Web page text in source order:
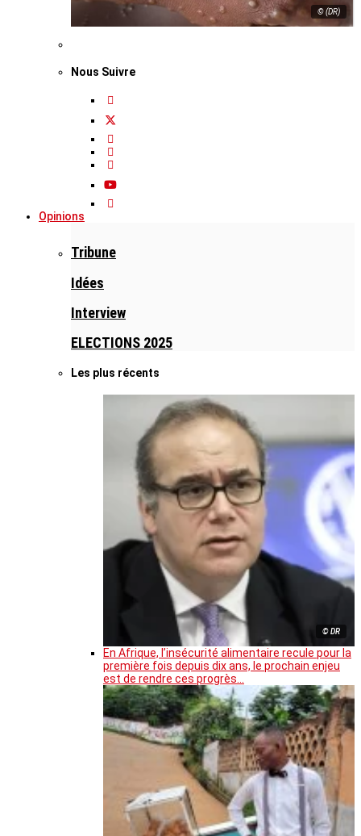
© (DR)
Nous Suivre
Opinions
Tribune
Idées
Interview
ELECTIONS 2025
Les plus récents
© DR
En Afrique, l’insécurité alimentaire recule pour la
première fois depuis dix ans, le prochain enjeu
est de rendre ces progrès…